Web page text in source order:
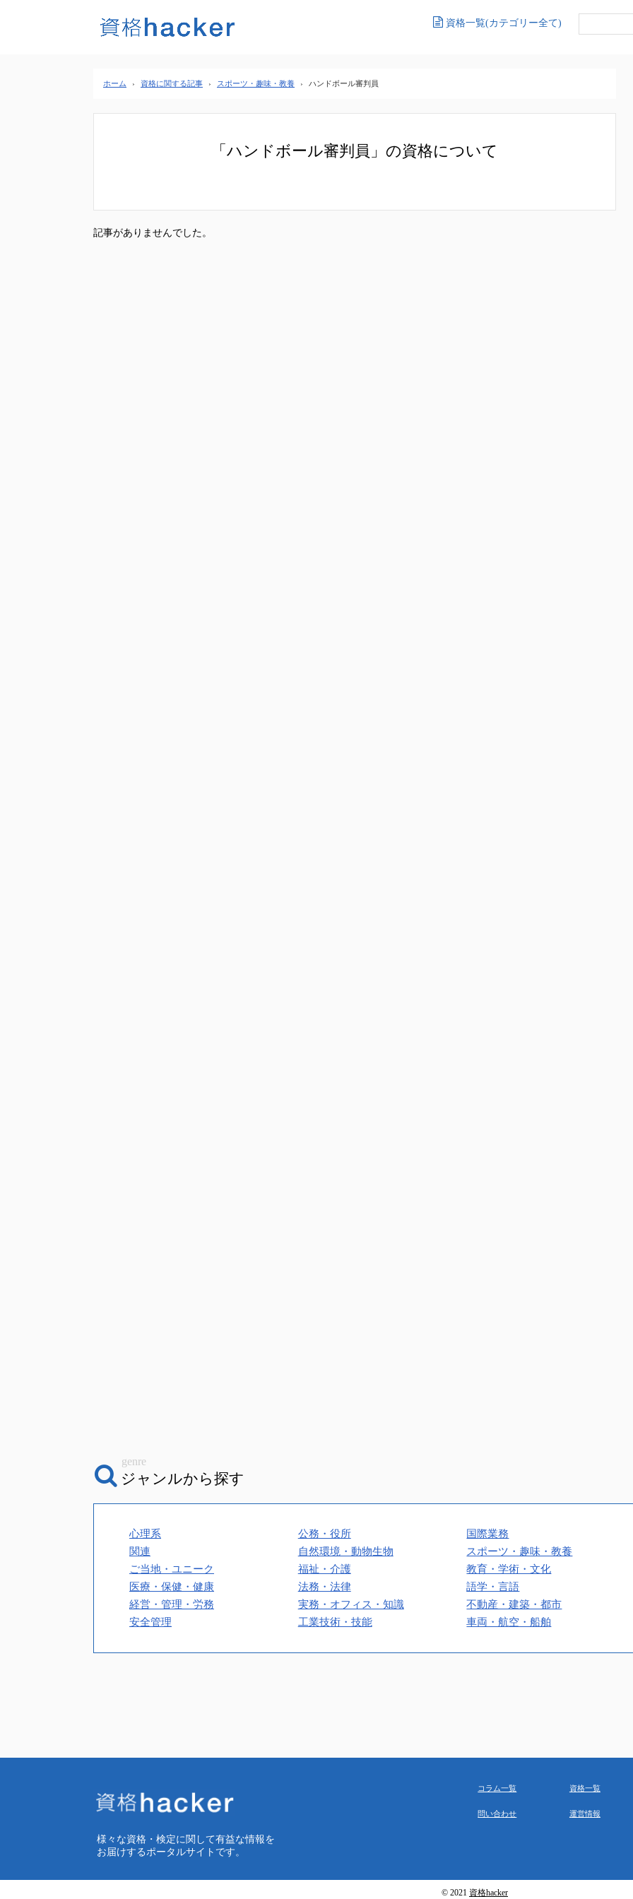
資格一覧(カテゴリー全て)
ホーム › 資格に関する記事 › スポーツ・趣味・教養 › ハンドボール審判員
「ハンドボール審判員」の資格について
記事がありませんでした。
ジャンルから探す
genre
心理系 公務・役所 国際業務
関連
自然環境・動物生物 スポーツ・趣味・教養
ご当地・ユニーク
福祉・介護 教育・学術・文化
医療・保健・健康
法務・法律 語学・言語
経営・管理・労務
実務・オフィス・知識 不動産・建築・都市
安全管理
工業技術・技能 車両・航空・船舶
様々な資格・検定に関して有益な情報を
お届けするポータルサイトです。
コラム一覧 資格一覧
問い合わせ 運営情報
© 2021 資格hacker